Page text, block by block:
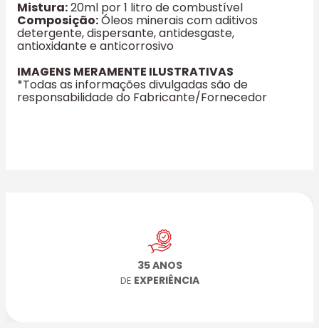
Mistura:20ml por 1 litro de combustível
Composição:Óleos minerais com aditivos
detergente, dispersante, antidesgaste,
antioxidante e anticorrosivo
IMAGENS MERAMENTE ILUSTRATIVAS
*Todas as informações divulgadas são de
responsabilidade do Fabricante/Fornecedor
35 ANOS
DE EXPERIÊNCIA